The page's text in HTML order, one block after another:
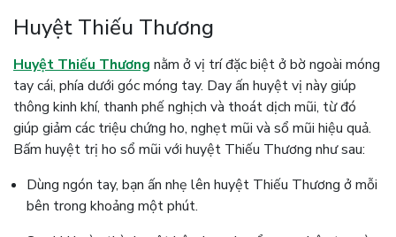
Huyệt Thiếu Thương
Huyệt Thiếu Thương nằm ở vị trí đặc biệt ở bờ ngoài móng
tay cái, phía dưới góc móng tay. Day ấn huyệt vị này giúp
thông kinh khí, thanh phế nghịch và thoát dịch mũi, từ đó
giúp giảm các triệu chứng ho, nghẹt mũi và sổ mũi hiệu quả.
Bấm huyệt trị ho sổ mũi với huyệt Thiếu Thương như sau:
Dùng ngón tay, bạn ấn nhẹ lên huyệt Thiếu Thương ở mỗi
bên trong khoảng một phút.